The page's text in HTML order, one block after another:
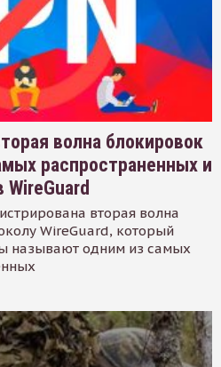
волна блокировок
распространенных и
вторая волна
WireGuard, который
называют одним из самых